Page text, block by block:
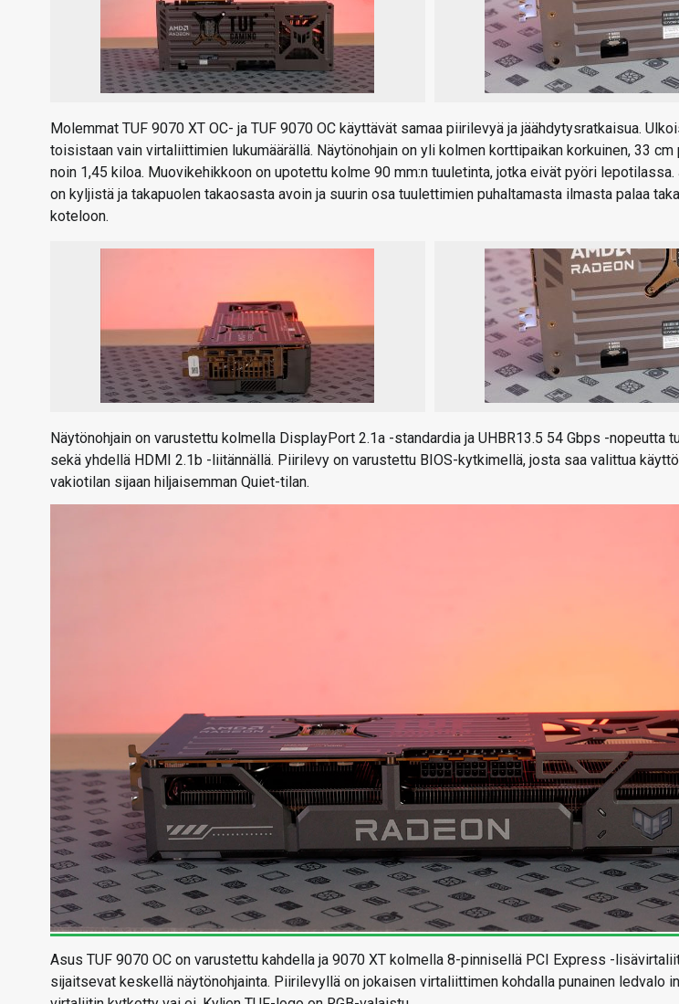
Molemmat TUF 9070 XT OC- ja TUF 9070 OC käyttävät samaa piirilevyä ja jäähdytysratkaisua.
toisistaan vain virtaliittimien lukumäärällä. Näytönohjain on yli kolmen korttipaikan korkuinen, 33 cm
noin 1,45 kiloa. Muovikehikkoon on upotettu kolme 90 mm:n tuuletinta, jotka eivät pyöri
on kyljistä ja takapuolen takaosasta avoin ja suurin osa tuulettimien puhaltamasta ilmasta palaa
koteloon.
Näytönohjain on varustettu kolmella DisplayPort 2.1a -standardia ja UHBR13.5 54 Gbps -nopeutta
sekä yhdellä HDMI 2.1b -liitännällä. Piirilevy on varustettu BIOS-kytkimellä, josta saa valittua
vakiotilan sijaan hiljaisemman Quiet-tilan.
Asus TUF 9070 OC on varustettu kahdella ja 9070 XT kolmella 8-pinnisellä PCI Express -
sijaitsevat keskellä näytönohjainta. Piirilevyllä on jokaisen virtaliittimen kohdalla punainen ledvalo